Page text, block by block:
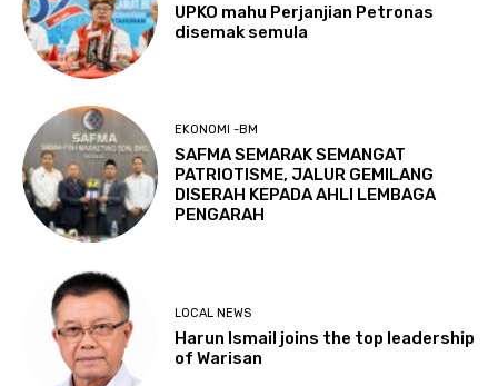
UPKO mahu Perjanjian Petronas
disemak semula
EKONOMI -BM
SAFMA SEMARAK SEMANGAT
PATRIOTISME, JALUR GEMILANG
DISERAH KEPADA AHLI LEMBAGA
PENGARAH
LOCAL NEWS
Harun Ismail joins the top leadership
of Warisan